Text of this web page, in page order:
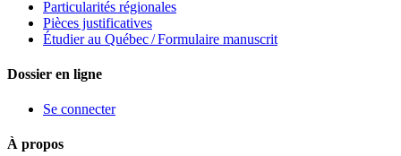
Particularités régionales
Pièces justificatives
Étudier au Québec / Formulaire manuscrit
Dossier en ligne
Se connecter
À propos